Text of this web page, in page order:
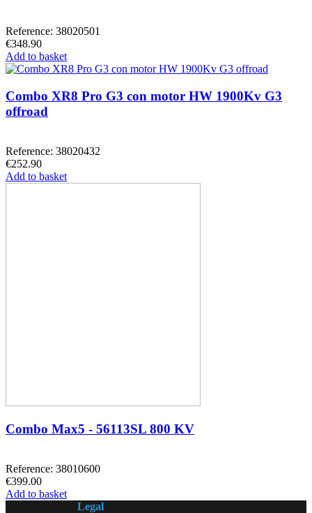
Reference: 38020501
€348.90
Add to basket
Combo XR8 Pro G3 con motor HW 1900Kv G3
offroad
Reference: 38020432
€252.90
Add to basket
Combo Max5 - 56113SL 800 KV
Reference: 38010600
€399.00
Add to basket
Legal